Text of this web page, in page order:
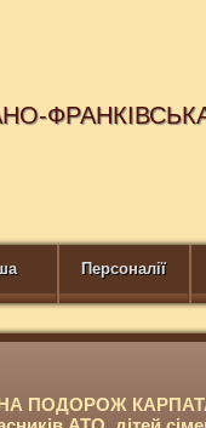
Персоналії
ПОДОРОЖ